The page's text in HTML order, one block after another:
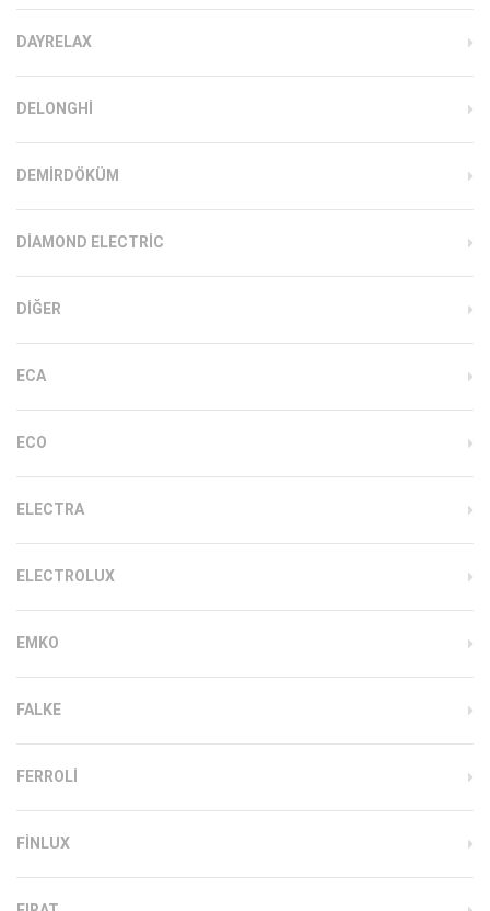
DAYRELAX
DELONGHI
DEMIRDÖKÜM
DIAMOND ELECTRIC
DIĞER
ECA
ECO
ELECTRA
ELECTROLUX
EMKO
FALKE
FERROLI
FINLUX